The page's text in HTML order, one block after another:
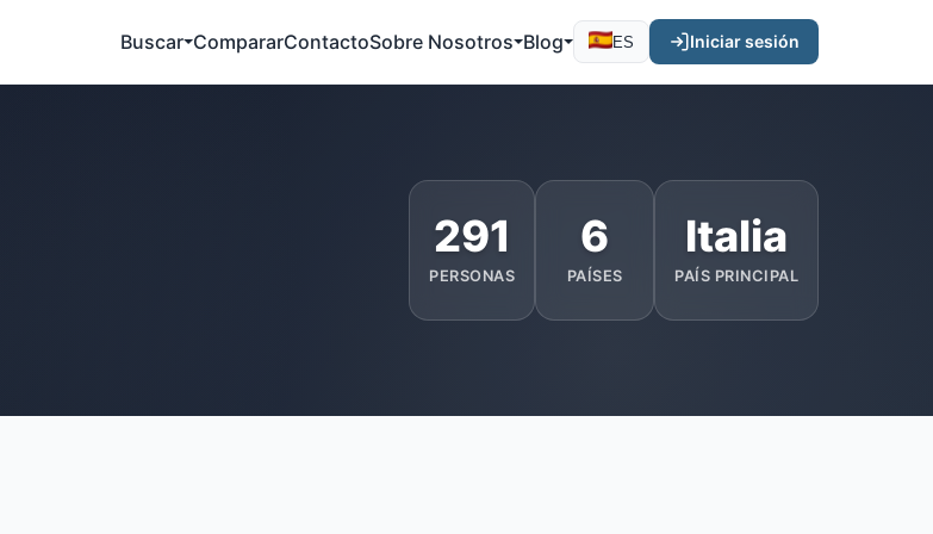
Buscar CompararContactoSobre Nosotros Blog ES Iniciar sesión
291
PERSONAS
6
PAÍSES
Italia
PAÍS PRINCIPAL